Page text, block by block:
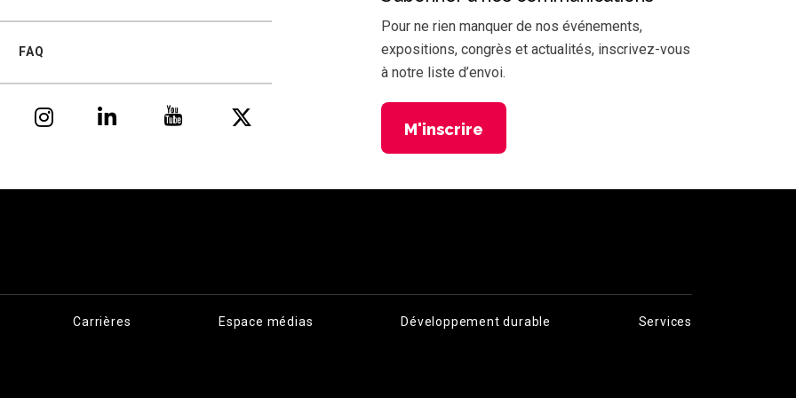
FAQ
Pour ne rien manquer de nos événements,
expositions, congrès et actualités, inscrivez-vous
à notre liste d’envoi.
M'inscrire
Carrières Espace médias Développement durable Services